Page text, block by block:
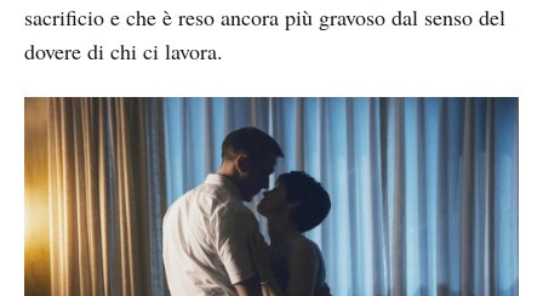
sacrificio e che è reso ancora più gravoso dal senso del
dovere di chi ci lavora.